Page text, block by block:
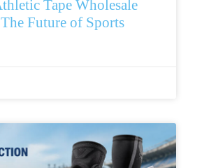
Tape Wholesale
Future of Sports